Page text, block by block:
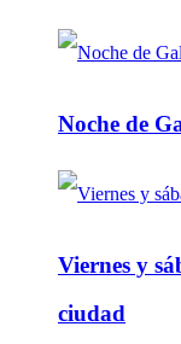
Noche de
Viernes y
ciudad